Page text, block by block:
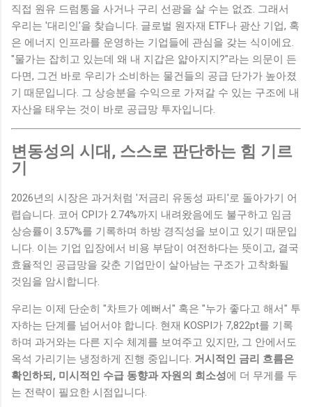
직접 원유 드럼통을 사거나 구리 선광을 살 수는 없죠. 그래서
우리는 '대리인'을 찾습니다. 글로벌 원자재 ETF나 광산 기업, 혹
은 에너지 인프라를 운영하는 기업들에 관심을 갖는 식이에요.
"물가는 잡히고 있는데 왜 내 지갑은 얇아지지?"라는 의문이 든
다면, 그건 바로 우리가 소비하는 물건들의 공급 단가가 높아졌
기 때문입니다. 그 상승분을 수익으로 가져갈 수 있는 구조에 내
자산을 태우는 것이 바로 공급망 투자입니다.
변동성의 시대, 스스로 판단하는 힘 기르
기
2026년의 시장은 과거처럼 '저금리 유동성 파티'로 돌아가기 어
렵습니다. 코어 CPI가 2.74%까지 내려왔음에도 불구하고 임금
상승률이 3.57%를 기록하며 하방 경직성을 보이고 있기 때문입
니다. 이는 기업 입장에서 비용 부담이 여전하다는 뜻이고, 결국
효율적인 공급망을 갖춘 기업만이 살아남는 구조가 고착화될
것임을 암시합니다.
우리는 이제 단순히 "차트가 예뻐서" 혹은 "누가 좋다고 해서" 투
자하는 단계를 넘어서야 합니다. 현재 KOSPI가 7,822pt를 기록
하며 과거와는 다른 지수 체계를 보여주고 있지만, 그 안에서도
옥석 가리기는 냉정하게 진행 중입니다. 거시적인 금리 흐름은
확인하되, 미시적인 수급 동향과 자원의 희소성에 더 무게를 두
는 전략이 필요한 시점입니다.